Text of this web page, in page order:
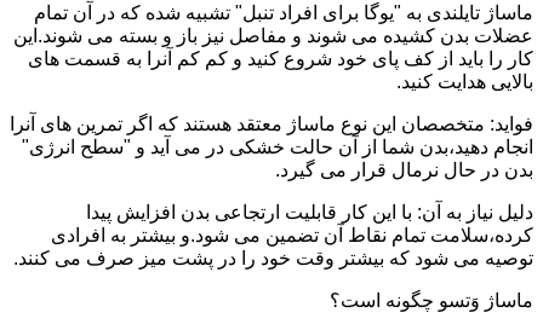
ماساژ تایلندی به "یوگا برای افراد تنبل" تشبیه شده که در آن تمام
عضلات بدن کشیده می شوند و مفاصل نیز باز و بسته می شوند.این
کار را باید از کف پای خود شروع کنید و کم کم آنرا به قسمت های
بالایی هدایت کنید.
فواید: متخصصان این نوع ماساژ معتقد هستند که اگر تمرین های آنرا
انجام دهید،بدن شما از آن حالت خشکی در می آید و "سطح انرژی"
بدن در حال نرمال قرار می گیرد.
دلیل نیاز به آن: با این کار قابلیت ارتجاعی بدن افزایش پیدا
کرده،سلامت تمام نقاط آن تضمین می شود.و بیشتر به افرادی
توصیه می شود که بیشتر وقت خود را در پشت میز صرف می کنند.
ماساژ وَتسو چگونه است؟